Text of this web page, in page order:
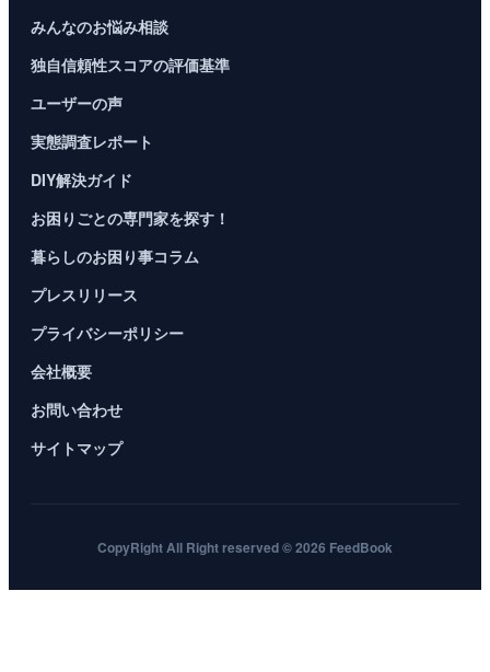
みんなのお悩み相談
独自信頼性スコアの評価基準
ユーザーの声
実態調査レポート
DIY解決ガイド
お困りごとの専門家を探す！
暮らしのお困り事コラム
プレスリリース
プライバシーポリシー
会社概要
お問い合わせ
サイトマップ
CopyRight All Right reserved © 2026 FeedBook